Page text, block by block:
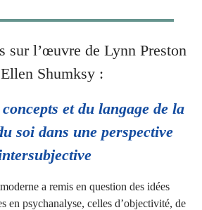
sur l’œuvre de Lynn Preston
Shumksy :
et du langage de la
soi dans une perspective
a remis en question des idées
en psychanalyse, celles d’objectivité, de